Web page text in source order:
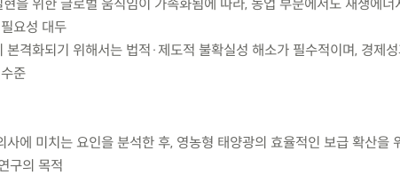
을 위한 글로벌 움직임이 가속화됨에 따라, 농업 부문에서도 재생에너
요성 대두
격화되기 위해서는 법적·제도적 불확실성 해소가 필수적이며, 경제
준
에 미치는 요인을 분석한 후, 영농형 태양광의 효율적인 보급 확산을
구의 목적